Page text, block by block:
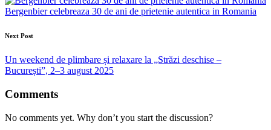
Bergenbier celebreaza 30 de ani de prietenie autentica in Romania
Next Post
Un weekend de plimbare și relaxare la „Străzi deschise –
București”, 2–3 august 2025
Comments
No comments yet. Why don’t you start the discussion?